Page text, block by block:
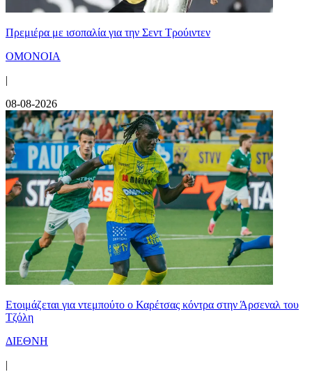
Πρεμιέρα με ισοπαλία για την Σεντ Τρούιντεν
ΟΜΟΝΟΙΑ
|
08-08-2026
Ετοιμάζεται για ντεμπούτο ο Καρέτσας κόντρα στην Άρσεναλ του
Τζόλη
ΔΙΕΘΝΗ
|